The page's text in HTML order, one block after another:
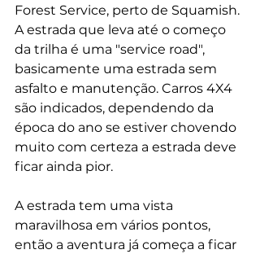
Forest Service, perto de Squamish.
A estrada que leva até o começo
da trilha é uma "service road",
basicamente uma estrada sem
asfalto e manutenção. Carros 4X4
são indicados, dependendo da
época do ano se estiver chovendo
muito com certeza a estrada deve
ficar ainda pior.
A estrada tem uma vista
maravilhosa em vários pontos,
então a aventura já começa a ficar